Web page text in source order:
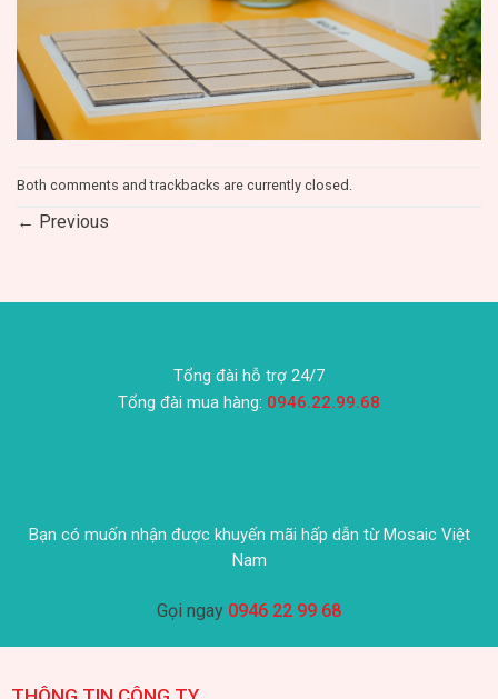
Both comments and trackbacks are currently closed.
← Previous
Tổng đài hỗ trợ 24/7
Tổng đài mua hàng: 0946.22.99.68
Bạn có muốn nhận được khuyến mãi hấp dẫn từ Mosaic Việt
Nam
Gọi ngay 0946 22 99 68